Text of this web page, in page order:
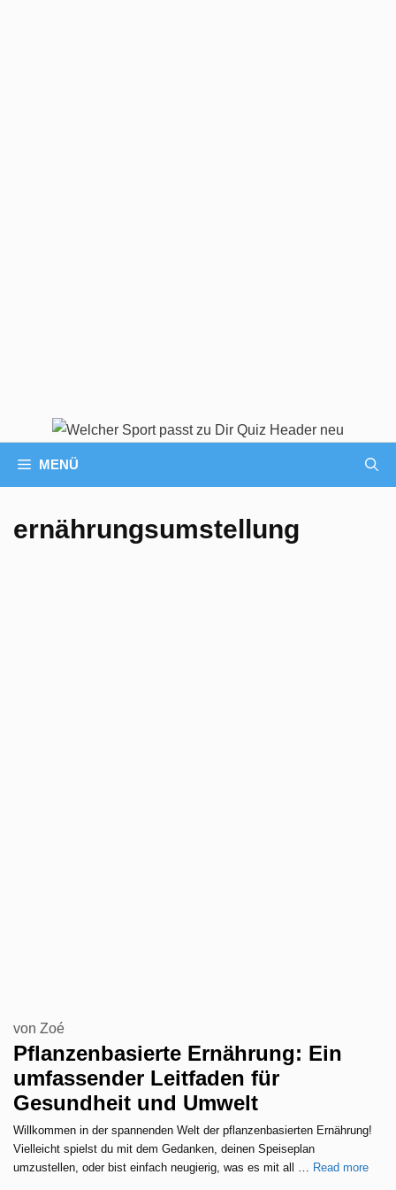
MENÜ
ernährungsumstellung
Pflanzenbasierte Ernährung: Ein
umfassender Leitfaden für
Gesundheit und Umwelt
von Zoé
Willkommen in der spannenden Welt der pflanzenbasierten Ernährung!
Vielleicht spielst du mit dem Gedanken, deinen Speiseplan
umzustellen, oder bist einfach neugierig, was es mit all … Read more